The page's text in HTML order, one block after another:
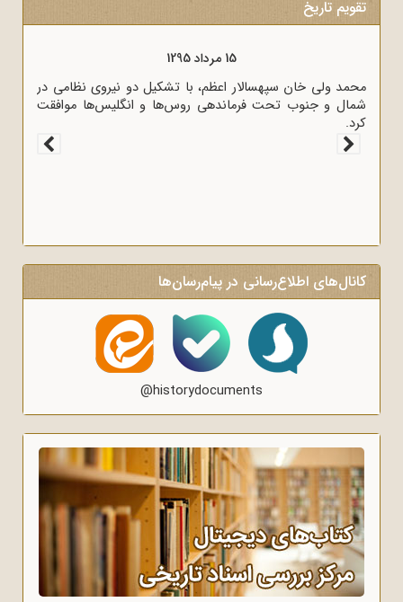
تقویم تاریخ
15 مرداد 1295
محمد ولی خان سپهسالار اعظم، با تشکیل دو نیروی نظامی در
شمال و جنوب تحت فرماندهی روس‌ها و انگلیس‌ها موافقت
کرد.
کانال‌های اطلاع‌رسانی در پیام‌رسان‌ها
@historydocuments